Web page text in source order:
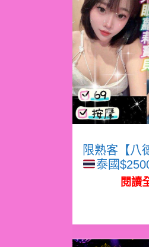
限熟客【八
泰國
閱讀